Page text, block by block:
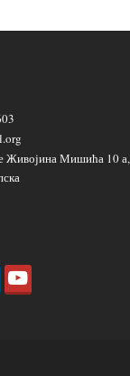
Живојина Мишића 10 а,